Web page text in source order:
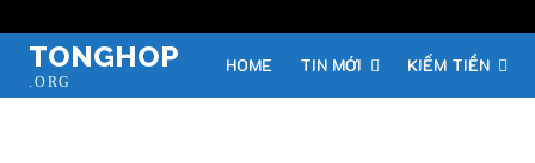
TONGHOP
.ORG
HOME TIN MỚI KIẾM TIỀN